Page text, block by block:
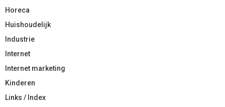
Horeca
Huishoudelijk
Industrie
Internet
Internet marketing
Kinderen
Links / Index